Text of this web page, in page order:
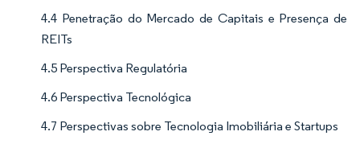
4.4 Penetração do Mercado de Capitais e Presença de
REITs
4.5 Perspectiva Regulatória
4.6 Perspectiva Tecnológica
4.7 Perspectivas sobre Tecnologia Imobiliária e Startups